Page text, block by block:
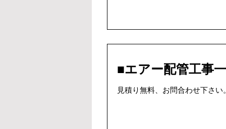
■エアー配管工事
見積り無料、お問合わせ下さい